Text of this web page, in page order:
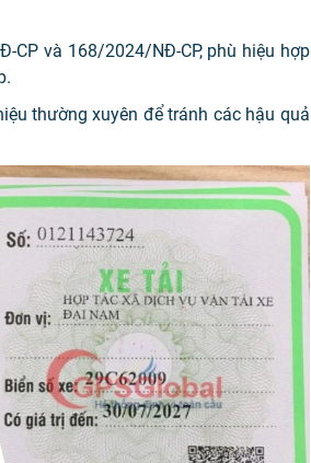
CP và 168/2024/NĐ-CP, phù hiệu hợp
thường xuyên để tránh các hậu quả